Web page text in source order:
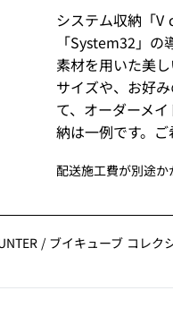
システム収納「V
「System32」
素材を用いた美
サイズや、お好
て、オーダーメ
納は一例です。
配送施工費が別途か
/ ブイキューブ コレク